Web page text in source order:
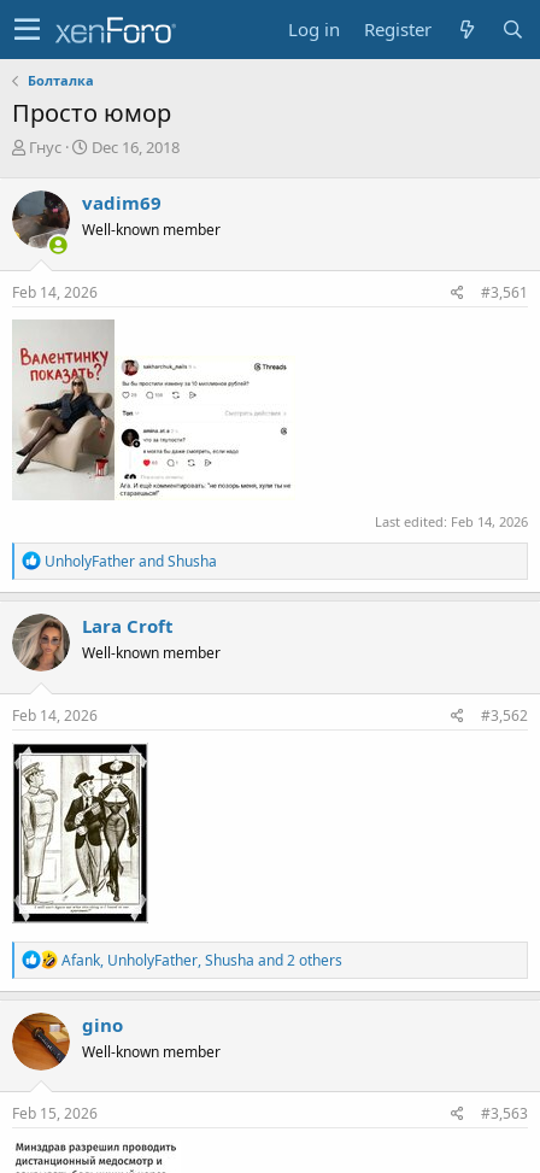
Log in Register
Болталка
Просто юмор
T
r
e
a
d
s
t
a
t
e
r
Гнус
S
r
t
a
t
e
Dec 16, 2018
vadim69
Well-known member
Feb 14, 2026 #3,561
Last edited: Feb 14, 2026
R
e
a
c
t
i
o
n
s
UnholyFatherandShusha
Lara Croft
Well-known member
Feb 14, 2026 #3,562
R
e
a
c
t
i
n
s
Afank, UnholyFather,Shusha and 2 others
gino
Well-known member
Feb 15, 2026 #3,563